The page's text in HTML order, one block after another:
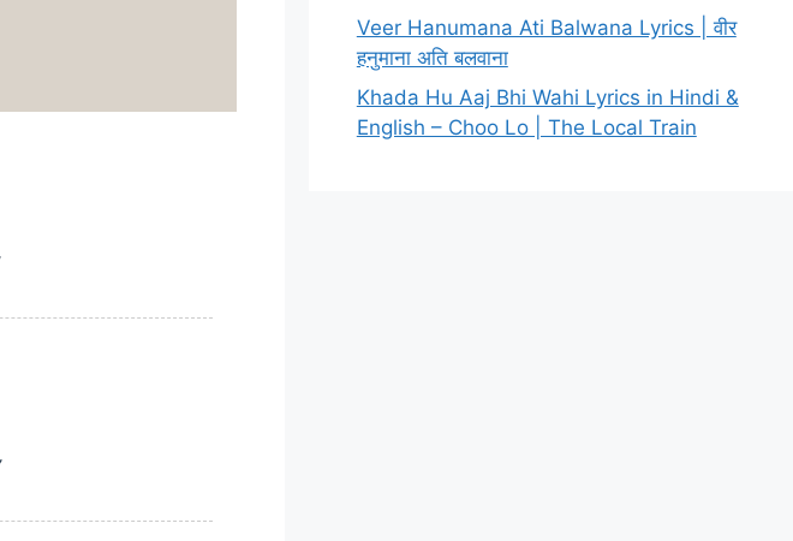
Veer Hanumana Ati Balwana Lyrics | वीर
हनुमाना अति बलवाना
Khada Hu Aaj Bhi Wahi Lyrics in Hindi &
English – Choo Lo | The Local Train